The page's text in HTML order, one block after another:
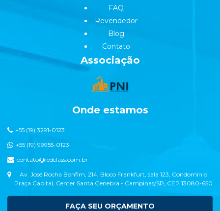
FAQ
Revendedor
Blog
Contato
Associação
Onde estamos
+55 (19) 3291-0123
+55 (19) 99955-0123
contato@ledclass.com.br
Av. José Rocha Bonfim, 214, Bloco Frankfurt, sala 123, Condomínio
Praça Capital, Center Santa Genebra - Campinas/SP, CEP 13080-650
FAÇA SEU ORÇAMENTO